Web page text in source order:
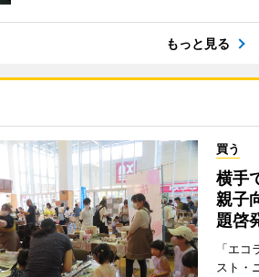
もっと見る
買う
横手
親子
題啓
「エ
スト・